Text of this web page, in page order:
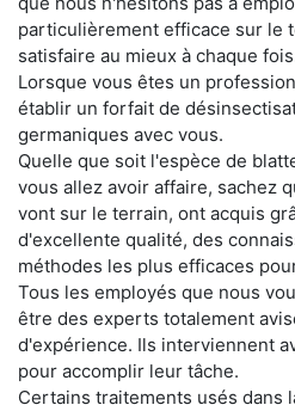
particulièrement efficace sur le
satisfaire au mieux à chaque
Lorsque vous êtes un
établir un forfait de
germaniques avec vous.
Quelle que soit l'espèce de
vous allez avoir affaire, sachez
vont sur le terrain, ont acquis
d'excellente qualité, des
méthodes les plus efficaces
Tous les employés que nous
être des experts totalement
d'expérience. Ils interviennent
pour accomplir leur tâche.
Certains traitements usés dans